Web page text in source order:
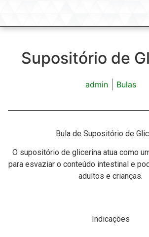
Supositório de
admin Bulas
Bula de Supositório de
O supositório de glicerina atua como
para esvaziar o conteúdo intestinal e
adultos e crianças.
Indicações